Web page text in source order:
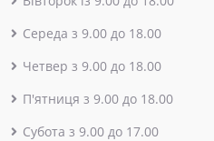
Середа з 9.00 до 18.00
Четвер з 9.00 до 18.00
П'ятниця з 9.00 до 18.00
Субота з 9.00 до 17.00